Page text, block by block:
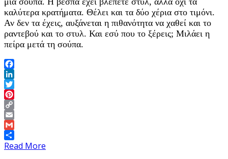
καλύτερα κρατήματα. Θέλει και τα δύο χέρια στο τιμόνι.
Αν δεν τα έχεις, αυξάνεται η πιθανότητα να χαθεί και το
ραντεβού και το στυλ. Και εσύ που το ξέρεις; Μιλάει η
πείρα μετά τη σούπα.
Facebook
LinkedIn
Twitter
Pinterest
Copy
Link
Email
Gmail
Share
Read More